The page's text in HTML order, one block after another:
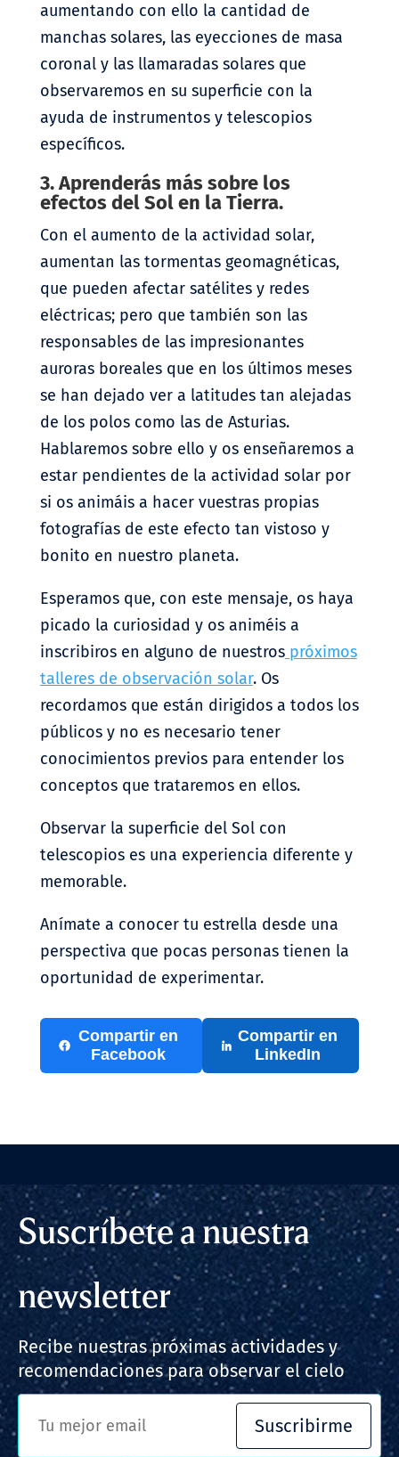
aumentando con ello la cantidad de
manchas solares, las eyecciones de masa
coronal y las llamaradas solares que
observaremos en su superficie con la
ayuda de instrumentos y telescopios
específicos.
3. Aprenderás más sobre los
efectos del Sol en la Tierra.
​​Con el aumento de la actividad solar,
aumentan las tormentas geomagnéticas,
que pueden afectar satélites y redes
eléctricas; pero que también son las
responsables de las impresionantes
auroras boreales que en los últimos meses
se han dejado ver a latitudes tan alejadas
de los polos como las de Asturias.
Hablaremos sobre ello y os enseñaremos a
estar pendientes de la actividad solar por
si os animáis a hacer vuestras propias
fotografías de este efecto tan vistoso y
bonito en nuestro planeta.
Esperamos que, con este mensaje, os haya
picado la curiosidad y os animéis a
inscribiros en alguno de nuestrospróximos
talleres de observación solar. Os
recordamos que están dirigidos a todos los
públicos y no es necesario tener
conocimientos previos para entender los
conceptos que trataremos en ellos.
Observar la superficie del Sol con
telescopios es una experiencia diferente y
memorable.
Anímate a conocer tu estrella desde una
perspectiva que pocas personas tienen la
oportunidad de experimentar.
Compartir en
Facebook
Compartir en
LinkedIn
Suscríbete a nuestra
newsletter
Recibe nuestras próximas actividades y
recomendaciones para observar el cielo
Suscribirme